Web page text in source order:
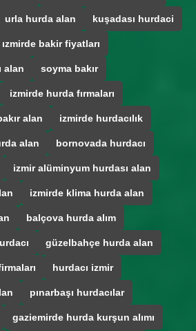
urla hurda alan kuşadası hurdaci
ızmirde bakir fiyatları
alan soyma bakır
izmirde hurda fırmaları
alan izmirde hurdacılık
alan bornovada hurdacı
izmir alüminyum hurdası alan
izmirde klima hurda alan
balçova hurda alım
güzelbahçe hurda alan
hurdacı izmir
pınarbaşı hurdacılar
gaziemirde hurda kurşun alımı